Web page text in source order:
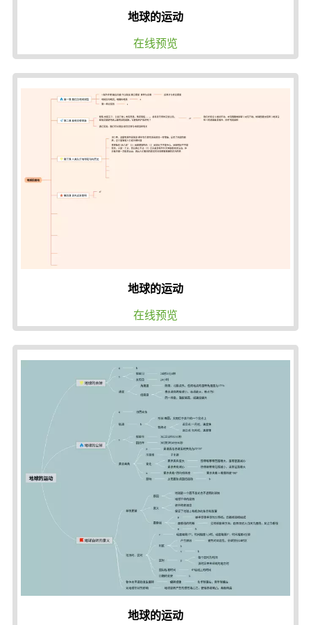
地球的运动
在线预览
地球的运动
在线预览
地球的运动